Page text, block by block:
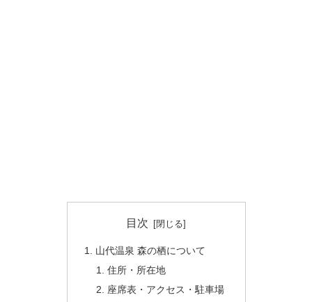
目次
山代温泉 森の栖について
住所・所在地
座席表・アクセス・駐車場